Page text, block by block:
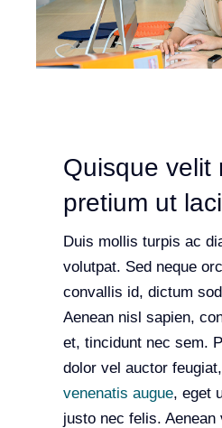
Team
Quisque velit
pretium ut
Duis mollis turpis ac
volutpat. Sed neque
convallis id, dictum
Aenean nisl sapien,
et, tincidunt nec sem.
dolor vel auctor feugiat,
venenatis augue, eget
justo nec felis.